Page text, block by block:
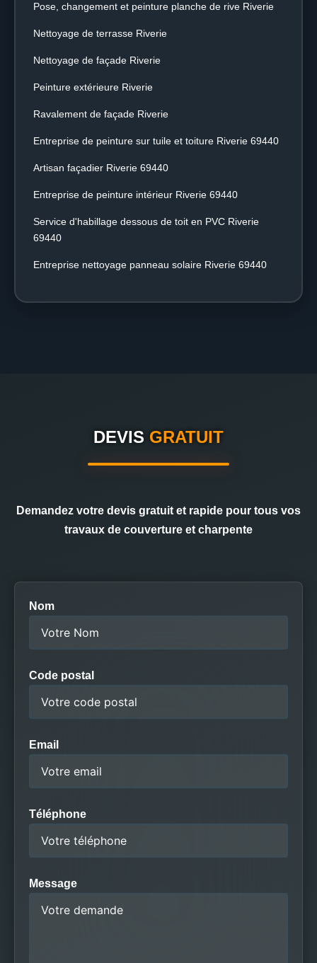
Pose, changement et peinture planche de rive Riverie
Nettoyage de terrasse Riverie
Nettoyage de façade Riverie
Peinture extérieure Riverie
Ravalement de façade Riverie
Entreprise de peinture sur tuile et toiture Riverie 69440
Artisan façadier Riverie 69440
Entreprise de peinture intérieur Riverie 69440
Service d'habillage dessous de toit en PVC Riverie
69440
Entreprise nettoyage panneau solaire Riverie 69440
DEVIS GRATUIT
Demandez votre devis gratuit et rapide pour tous vos
travaux de couverture et charpente
Nom
Code postal
Email
Téléphone
Message